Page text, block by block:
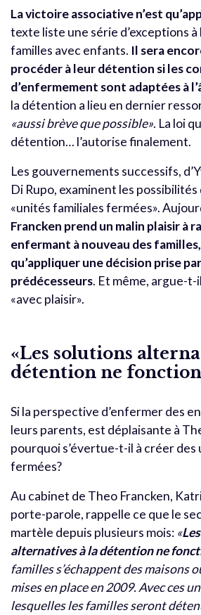
La victoire associative n’est
texte liste une série d’exceptions
familles avec enfants. Il sera
procéder à leur détention si les
d’enfermement sont adaptées à
la détention a lieu en dernier
«aussi brève que possible». La loi
détention… l’autorise finalement.
Les gouvernements successifs,
Di Rupo, examinent les
«unités familiales fermées».
Francken prend un malin plaisir à
enfermant à nouveau des
qu’appliquer une décision prise
prédécesseurs. Et même, argue-t-
«avec plaisir».
«Les solutions
détention ne
Si la perspective d’enfermer des
leurs parents, est déplaisante à
pourquoi s’évertue-t-il à créer des
fermées?
Au cabinet de Theo Francken,
porte-parole, rappelle ce que le
martèle depuis plusieurs mois: «
alternatives à la détention ne
familles s’échappent des maisons
mises en place en 2009. Avec ces
lesquelles les familles seront